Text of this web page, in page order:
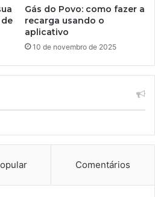
Gás do Povo: como fazer a
recarga usando o
aplicativo
10 de novembro de 2025
Comentários